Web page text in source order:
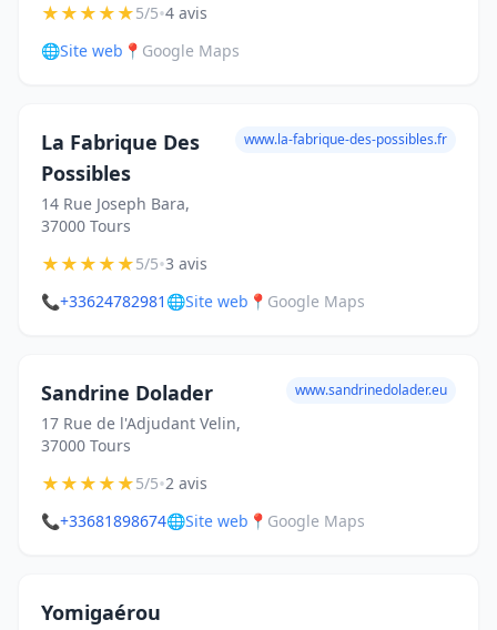
★★★★★5/5•4 avis
🌐Site web 📍 Google Maps
La Fabrique Des
Possibles
14 Rue Joseph Bara,
37000 Tours
www.la-fabrique-des-possibles.fr
★★★★★5/5•3 avis
📞+33624782981 🌐Site web 📍 Google Maps
Sandrine Dolader
17 Rue de l'Adjudant Velin,
37000 Tours
www.sandrinedolader.eu
★★★★★5/5•2 avis
📞+33681898674🌐Site web 📍 Google Maps
Yomigaérou